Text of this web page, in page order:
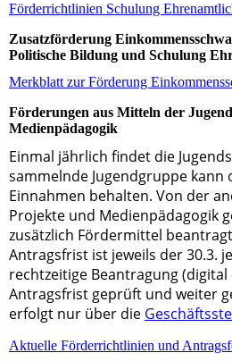
Förderrichtlinien Schulung
Zusatzförderung
Politische Bildung und Schulung
Merkblatt zur Förderung
Förderungen aus Mitteln der
Medienpädagogik
Einmal jährlich findet die
sammelnde Jugendgruppe kann
Einnahmen behalten. Von der
Projekte und Medienpädagogik
zusätzlich Fördermittel
Antragsfrist ist jeweils der 30.3.
rechtzeitige Beantragung (digital
Antragsfrist geprüft und weiter
erfolgt nur über die
Aktuelle Förderrichtlinien und